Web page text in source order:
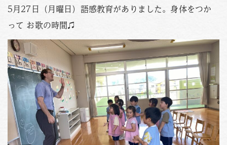
文理だより
お知らせ
アクセス
PHOTO
資料請求
お問い合わせはこちら
Tel.088-653-4941
受付時間
月〜金 / 9:00-18:00
5月27日（月曜日）語感教育がありました。身体をつか
って お歌の時間♫